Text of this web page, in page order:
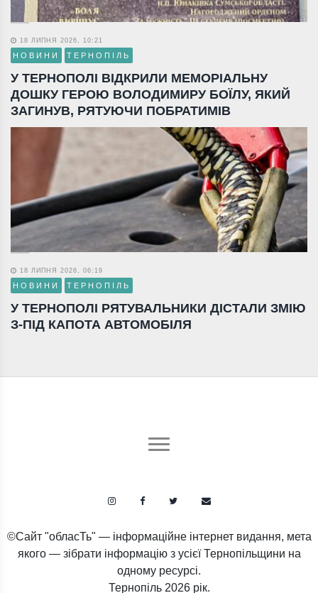
18 ЛИПНЯ 2026, 10:21
НОВИНИ ТЕРНОПІЛЬ
У ТЕРНОПОЛІ ВІДКРИЛИ МЕМОРІАЛЬНУ
ДОШКУ ГЕРОЮ ВОЛОДИМИРУ БОЇЛУ, ЯКИЙ
ЗАГИНУВ, РЯТУЮЧИ ПОБРАТИМІВ
18 ЛИПНЯ 2026, 06:19
НОВИНИ ТЕРНОПІЛЬ
У ТЕРНОПОЛІ РЯТУВАЛЬНИКИ ДІСТАЛИ ЗМІЮ
З-ПІД КАПОТА АВТОМОБІЛЯ
©Сайт "обласТь" — інформаційне інтернет видання, мета
якого — зібрати інформацію з усієї Тернопільщини на
одному ресурсі.
Тернопіль 2026 рік.